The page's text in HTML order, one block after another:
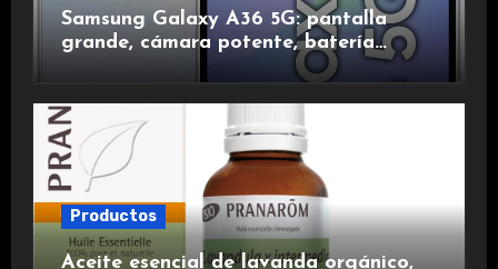
Samsung Galaxy A36 5G: pantalla
grande, cámara potente, batería
duradera y carga rápida para una
experiencia premium.
Productos
Aceite esencial de lavanda orgánico,